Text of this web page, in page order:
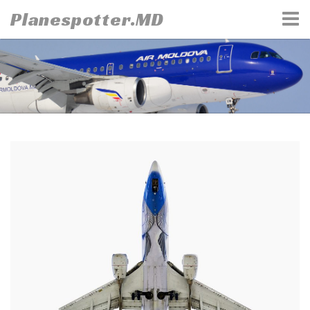
to
content
Planespotter.MD